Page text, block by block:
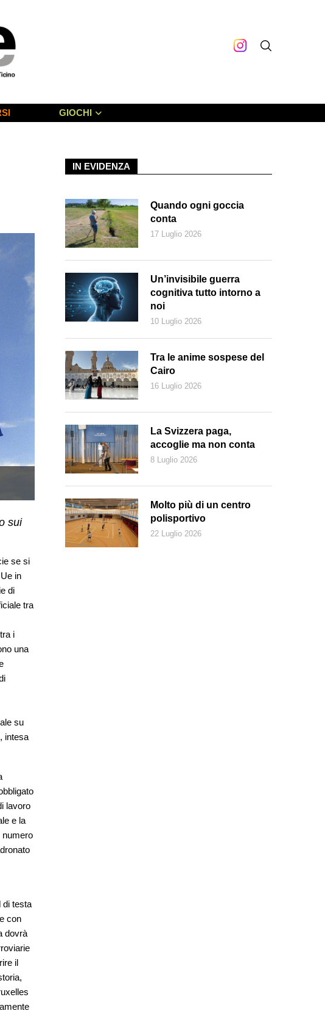
GIOCHI
(Keystone)
sui
se si
in
di
tra
i
una
su
intesa
lavoro
e la
numero
di testa
con
dovrà
il
IN EVIDENZA
Quando ogni goccia
conta
17 Luglio 2026
Un’invisibile guerra
cognitiva tutto intorno a
noi
10 Luglio 2026
Tra le anime sospese del
Cairo
16 Luglio 2026
La Svizzera paga,
accoglie ma non conta
8 Luglio 2026
Molto più di un centro
polisportivo
22 Luglio 2026